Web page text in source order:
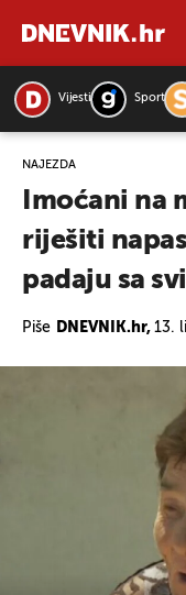
Vijesti Sport
NAJEZDA
Imoćani na
riješiti
padaju sa
Piše DNEVNIK.hr, 13.
PRETRAŽITE VIJESTI